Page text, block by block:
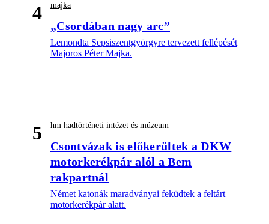
4 majka
„Csordában nagy arc”
Lemondta Sepsiszentgyörgyre tervezett fellépését
Majoros Péter Majka.
5 hm hadtörténeti intézet és múzeum
Csontvázak is előkerültek a DKW
motorkerékpár alól a Bem
rakpartnál
Német katonák maradványai feküdtek a feltárt
motorkerékpár alatt.